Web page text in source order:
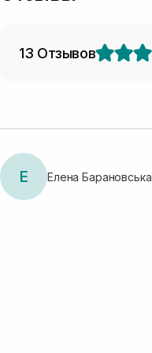
13 Отзывов
Е Елена Барановська